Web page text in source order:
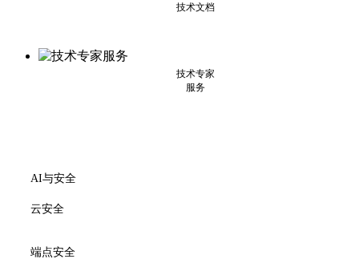
技术文档
技术专家
服务
AI与安全
云安全
端点安全